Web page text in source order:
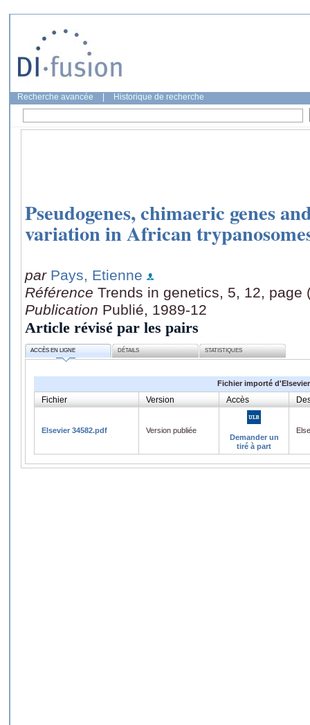
Recherche avancée Historique de recherche
Pseudogenes, chimaeric genes
variation in African
par Pays, Etienne
Référence Trends in genetics, 5, 12, page
Publication Publié, 1989-12
Article révisé par les pairs
ACCÈS EN LIGNE DÉTAILS STATISTIQUES
Fichier importé d'Elsevier
Fichier Version Accès
Elsevier 34582.pdf
Version publiée
Demander un
tiré à part